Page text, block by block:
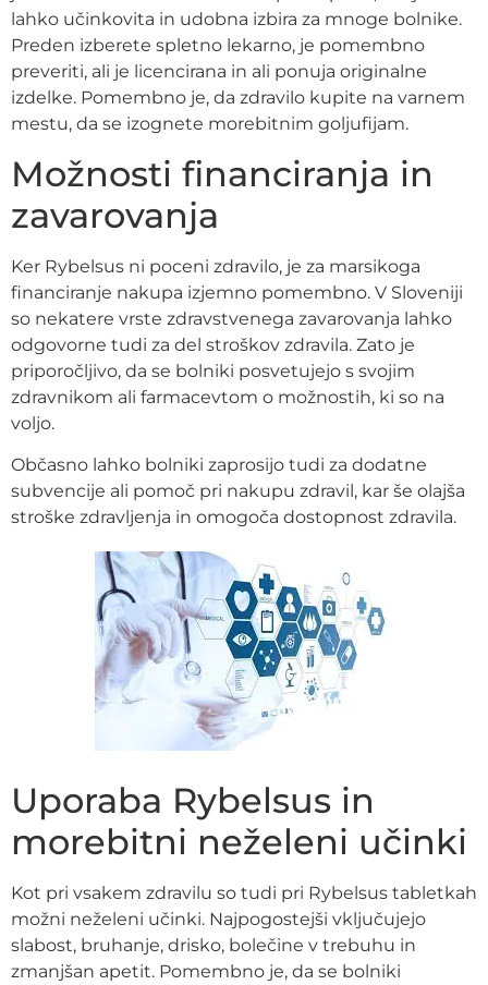
lahko učinkovita in udobna izbira za mnoge bolnike.
Preden izberete spletno lekarno, je pomembno
preveriti, ali je licencirana in ali ponuja originalne
izdelke. Pomembno je, da zdravilo kupite na varnem
mestu, da se izognete morebitnim goljufijam.
Možnosti financiranja in
zavarovanja
Ker Rybelsus ni poceni zdravilo, je za marsikoga
financiranje nakupa izjemno pomembno. V Sloveniji
so nekatere vrste zdravstvenega zavarovanja lahko
odgovorne tudi za del stroškov zdravila. Zato je
priporočljivo, da se bolniki posvetujejo s svojim
zdravnikom ali farmacevtom o možnostih, ki so na
voljo.
Občasno lahko bolniki zaprosijo tudi za dodatne
subvencije ali pomoč pri nakupu zdravil, kar še olajša
stroške zdravljenja in omogoča dostopnost zdravila.
Uporaba Rybelsus in
morebitni neželeni učinki
Kot pri vsakem zdravilu so tudi pri Rybelsus tabletkah
možni neželeni učinki. Najpogostejši vključujejo
slabost, bruhanje, drisko, bolečine v trebuhu in
zmanjšan apetit. Pomembno je, da se bolniki